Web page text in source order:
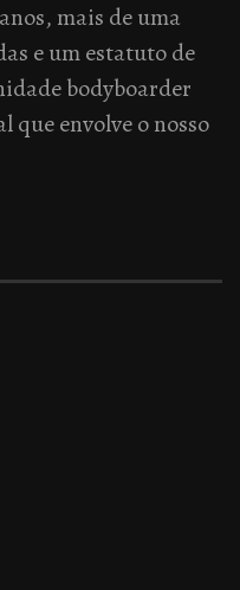
mais de uma
e um estatuto de
bodyboarder
que envolve o nosso